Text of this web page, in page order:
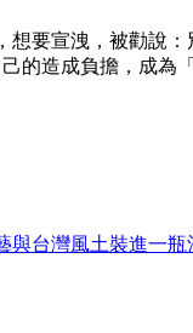
要宣洩，被勸說
的造成負擔，成為
與台灣風土裝進一瓶